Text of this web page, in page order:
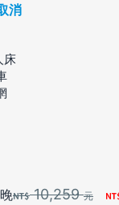
消
床
10,259元